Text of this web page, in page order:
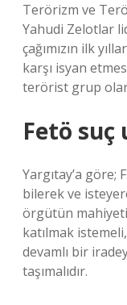
Terörizm ve
Yahudi Zelotlar
çağımızın ilk
karşı isyan
terörist grup
Fetö suç
Yargıtay’a göre;
bilerek ve
örgütün
katılmak
devamlı bir
taşımalıdır.